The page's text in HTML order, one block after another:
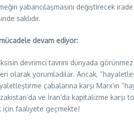
yabancılaşmasını değiştirecek
saklıdır.
devam ediyor:
devrimci tavrını dünyada
olarak yorumladılar. Ancak,
çabalarına karşı Marx’ın
ve İran’da kapitalizme
faaliyete geçmekte!